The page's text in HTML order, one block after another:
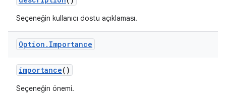
Seçeneğin kullanıcı dostu açıklaması.
Option . Importance
importance()
Seçeneğin önemi.